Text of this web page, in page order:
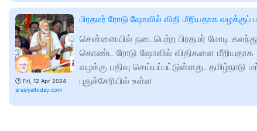
🕑 Fri, 12 Apr 2024
arasiyaltoday.com
பிரதமர் ரோடு ஷோவில் விதி மீறியதாக வழக்குப்
சென்னையில் நடைபெற்ற பிரதமர் மோடி கலந்து
கொண்ட ரோடு ஷோவில் விதிகளை மீறியதாக
வழக்கு பதிவு செய்யப்பட்டுள்ளது. தமிழ்நாடு
புதுச்சேரியில் உள்ள